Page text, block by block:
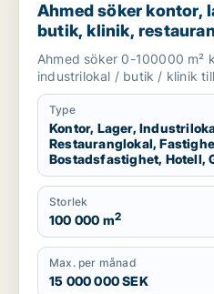
Ahmed söker kontor,
butik, klinik,
fastighetsmark,
eller garage till salu i
Katrineholm eller
Ahmed söker 0-100000 m²
industrilokal / butik / klinik
Type
Kontor, Lager,
Restauranglokal,
Bostadsfastighet, Hotell,
Storlek
100 000 m2
Max. per månad
15 000 000 SEK